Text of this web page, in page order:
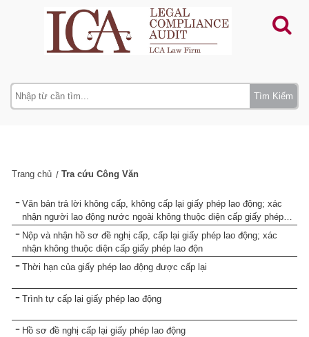
Tìm Kiếm
Trang chủ Tra cứu Công Văn
Văn bản trả lời không cấp, không cấp lại giấy phép lao động; xác
nhận người lao động nước ngoài không thuộc diện cấp giấy phép
lao động
Nộp và nhận hồ sơ đề nghị cấp, cấp lại giấy phép lao động; xác
nhận không thuộc diện cấp giấy phép lao độn
Thời hạn của giấy phép lao động được cấp lại
Trình tự cấp lại giấy phép lao động
Hồ sơ đề nghị cấp lại giấy phép lao động